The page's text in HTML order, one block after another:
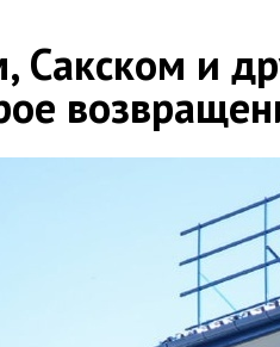
Сакском и